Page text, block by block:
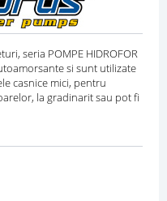
seria POMPE HIDROFOR
si sunt utilizate
casnice mici, pentru
la gradinarit sau pot fi